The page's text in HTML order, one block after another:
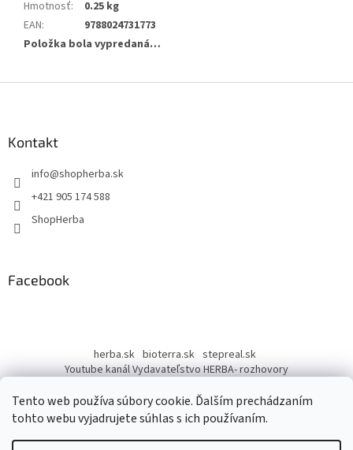
Tento web používa súbory cookie. Ďalším prechádzaním
tohto webu vyjadrujete súhlas s ich používaním.
Hmotnosť:
0.25 kg
EAN:
9788024731773
Položka bola vypredaná…
Kontakt
info@shopherba.sk
+421 905 174 588
ShopHerba
Facebook
herba.sk bioterra.sk stepreal.sk
Youtube kanál Vydavateľstvo HERBA- rozhovory